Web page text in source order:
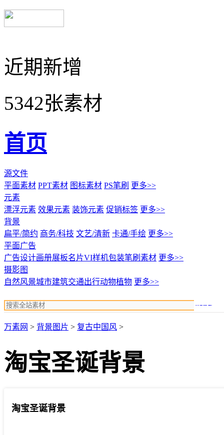
近期新增
5342张素材
首页
源文件
平面素材 PPT素材 图标素材 PS笔刷 更多>>
元素
漂浮元素 效果元素 装饰元素 促销标签 更多>>
背景
扁平/简约 商务/科技 文艺/清新 卡通/手绘 更多>>
平面广告
广告设计画册展板名片VI样机包装笔刷素材 更多>>
摄影图
自然风景城市建筑交通出行动物植物 更多>>
万素网 > 背景图片 > 复古中国风 >
淘宝圣诞背景
淘宝圣诞背景